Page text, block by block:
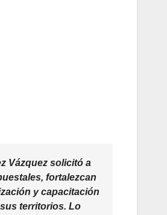
Vázquez solicitó a
fortalezcan
y capacitación
territorios. Lo